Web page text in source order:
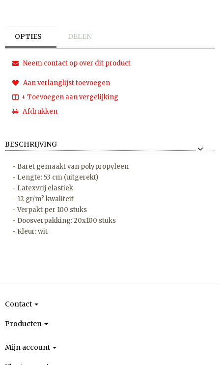
OPTIES DELEN
Neem contact op over dit product
Aan verlanglijst toevoegen
+ Toevoegen aan vergelijking
Afdrukken
BESCHRIJVING
- Baret gemaakt van polypropyleen
- Lengte: 53 cm (uitgerekt)
- Latexvrij elastiek
- 12 gr/m² kwaliteit
- Verpakt per 100 stuks
- Doosverpakking: 20x100 stuks
- Kleur: wit
Contact
Producten
Mijn account